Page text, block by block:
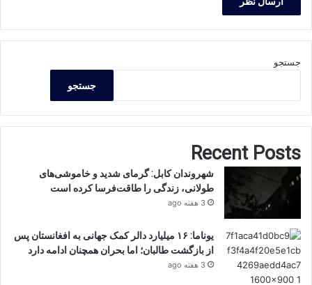
جستجو
جستجو
Recent Posts
شهروندان کابل: گرمای شدید و خاموشی‌های
طولانی، زندگی را طاقت‌فرسا کرده است
3 هفته ago
یوناما: ۱۶ میلیارد دالر کمک جهانی به افغانستان پس
از بازگشت طالبان؛ اما بحران همچنان ادامه دارد
3 هفته ago